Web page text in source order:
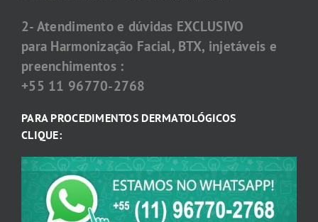
2- Atendimento e dúvidas EXCLUSIVO
para Harmonização Facial, BTX, injetáveis e
preenchimentos :
+55 11 96770-2768
PARA PROCEDIMENTOS DERMATOLÓGICOS
CLIQUE: